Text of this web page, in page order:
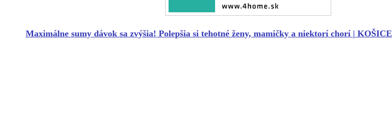
Maximálne sumy dávok sa zvýšia! Polepšia si tehotné ženy, mamičky a niektorí chorí | KOŠICE